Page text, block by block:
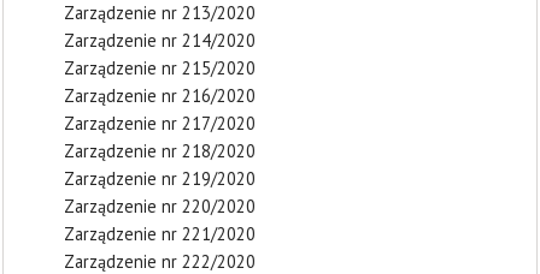
Zarządzenie nr 213/2020
Zarządzenie nr 214/2020
Zarządzenie nr 215/2020
Zarządzenie nr 216/2020
Zarządzenie nr 217/2020
Zarządzenie nr 218/2020
Zarządzenie nr 219/2020
Zarządzenie nr 220/2020
Zarządzenie nr 221/2020
Zarządzenie nr 222/2020